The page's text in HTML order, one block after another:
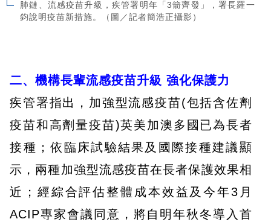
肺鏈、流感疫苗升級，疾管署明年「3箭齊發」，署長羅一
鈞說明疫苗新措施。（圖／記者簡浩正攝影）
二、機構長輩流感疫苗升級 強化保護力
疾管署指出，加強型流感疫苗(包括含佐劑
疫苗和高劑量疫苗)英美加澳多國已為長者
接種；依臨床試驗結果及國際接種建議顯
示，兩種加強型流感疫苗在長者保護效果相
近；經綜合評估整體成本效益及今年3月
ACIP專家會議同意，將自明年秋冬導入首